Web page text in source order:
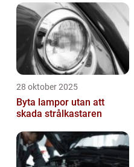
28 oktober 2025
Byta lampor utan att
skada strålkastaren